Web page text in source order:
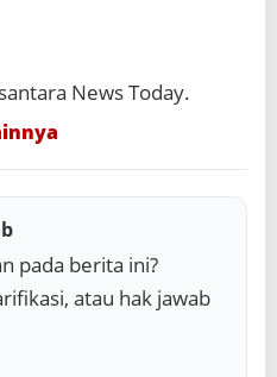
News Today.
pada berita ini?
atau hak jawab